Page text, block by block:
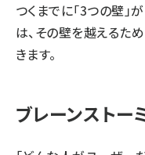
つくまでに「3つの壁」
は、その壁を越えるた
きます。
ブレーンストー